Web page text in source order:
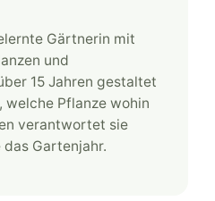
Gärtnerin mit
und
15 Jahren gestaltet
welche Pflanze wohin
verantwortet sie
Gartenjahr.